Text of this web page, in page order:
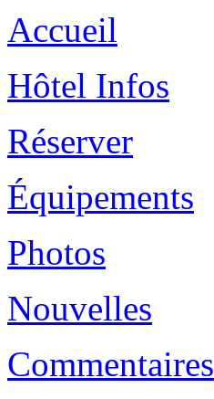
Accueil
Hôtel Infos
Réserver
Équipements
Photos
Nouvelles
Commentaires